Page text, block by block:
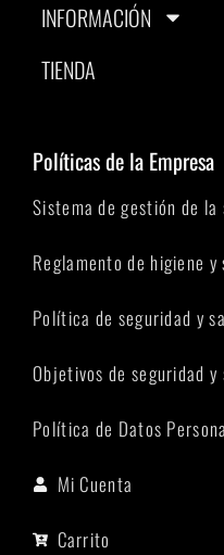
INFORMACIÓN
TIENDA
Políticas de la Empresa
Sistema de gestión de
Reglamento de higiene
Política de seguridad y
Objetivos de seguridad
Política de Datos
Mi Cuenta
Carrito